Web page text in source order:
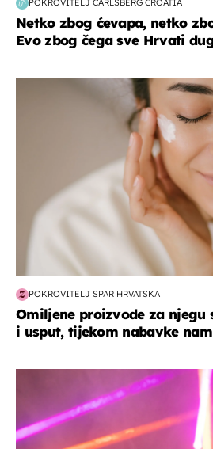
POKROVITELJ CARLSBERG CROATIA
Netko zbog ćevapa, netko
Evo zbog čega sve Hrvati
moda & ljepota
POKROVITELJ SPAR HRVATSKA
Omiljene proizvode za njegu
i usput, tijekom nabavke